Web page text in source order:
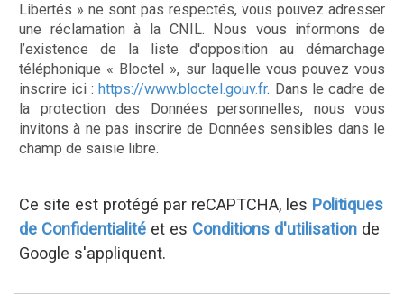
Libertés » ne sont pas respectés, vous pouvez adresser
une réclamation à la CNIL. Nous vous informons de
l’existence de la liste d'opposition au démarchage
téléphonique « Bloctel », sur laquelle vous pouvez vous
inscrire ici : https://www.bloctel.gouv.fr. Dans le cadre de
la protection des Données personnelles, nous vous
invitons à ne pas inscrire de Données sensibles dans le
champ de saisie libre.
Ce site est protégé par reCAPTCHA, les Politiques
de Confidentialité et es Conditions d'utilisation de
Google s'appliquent.